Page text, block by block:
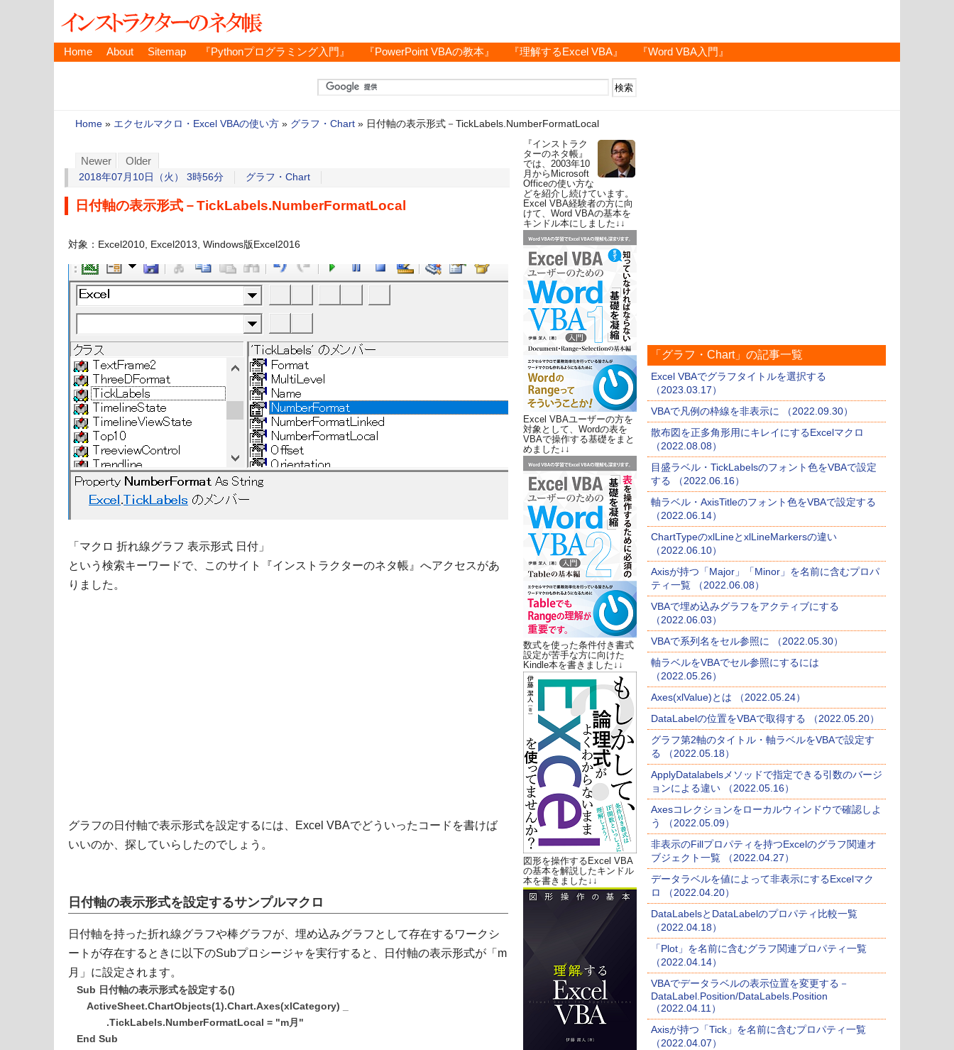
Home About Sitemap 『Pythonプログラミング入門』 『PowerPoint VBAの教本』 『理解するExcel VBA』 『Word VBA入門』
Home » エクセルマクロ・Excel VBAの使い方 » グラフ・Chart » 日付軸の表示形式－TickLabels.NumberFormatLocal
Newer Older
2018年07月10日（火） 3時56分 グラフ・Chart
日付軸の表示形式－TickLabels.NumberFormatLocal
対象：Excel2010, Excel2013, Windows版Excel2016
「マクロ 折れ線グラフ 表示形式 日付」
という検索キーワードで、このサイト『インストラクターのネタ帳』へアクセスがあ
りました。
グラフの日付軸で表示形式を設定するには、Excel VBAでどういったコードを書けば
いいのか、探していらしたのでしょう。
日付軸の表示形式を設定するサンプルマクロ
日付軸を持った折れ線グラフや棒グラフが、埋め込みグラフとして存在するワークシ
ートが存在するときに以下のSubプロシージャを実行すると、日付軸の表示形式が「m
月」に設定されます。
Sub 日付軸の表示形式を設定する()
ActiveSheet.ChartObjects(1).Chart.Axes(xlCategory) _
.TickLabels.NumberFormatLocal = "m月"
End Sub
『インストラク
ターのネタ帳』
では、2003年10
月からMicrosoft
Officeの使い方な
どを紹介し続けています。
Excel VBA経験者の方に向
けて、Word VBAの基本を
キンドル本にしました↓↓
Excel VBAユーザーの方を
対象として、Wordの表を
VBAで操作する基礎をまと
めました↓↓
数式を使った条件付き書式
設定が苦手な方に向けた
Kindle本を書きました↓↓
図形を操作するExcel VBA
の基本を解説したキンドル
本を書きました↓↓
「グラフ・Chart」の記事一覧
Excel VBAでグラフタイトルを選択する
（2023.03.17）
VBAで凡例の枠線を非表示に （2022.09.30）
散布図を正多角形用にキレイにするExcelマクロ
（2022.08.08）
目盛ラベル・TickLabelsのフォント色をVBAで設定
する （2022.06.16）
軸ラベル・AxisTitleのフォント色をVBAで設定する
（2022.06.14）
ChartTypeのxlLineとxlLineMarkersの違い
（2022.06.10）
Axisが持つ「Major」「Minor」を名前に含むプロパ
ティ一覧 （2022.06.08）
VBAで埋め込みグラフをアクティブにする
（2022.06.03）
VBAで系列名をセル参照に （2022.05.30）
軸ラベルをVBAでセル参照にするには
（2022.05.26）
Axes(xlValue)とは （2022.05.24）
DataLabelの位置をVBAで取得する （2022.05.20）
グラフ第2軸のタイトル・軸ラベルをVBAで設定す
る （2022.05.18）
ApplyDatalabelsメソッドで指定できる引数のバージ
ョンによる違い （2022.05.16）
Axesコレクションをローカルウィンドウで確認しよ
う （2022.05.09）
非表示のFillプロパティを持つExcelのグラフ関連オ
ブジェクト一覧 （2022.04.27）
データラベルを値によって非表示にするExcelマク
ロ （2022.04.20）
DataLabelsとDataLabelのプロパティ比較一覧
（2022.04.18）
「Plot」を名前に含むグラフ関連プロパティ一覧
（2022.04.14）
VBAでデータラベルの表示位置を変更する－
DataLabel.Position/DataLabels.Position
（2022.04.11）
Axisが持つ「Tick」を名前に含むプロパティ一覧
（2022.04.07）